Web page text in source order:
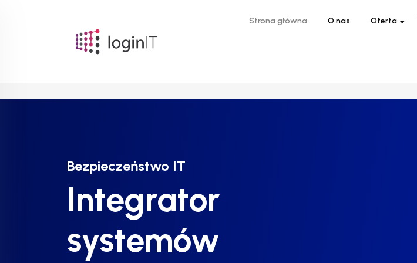
Strona główna O nas Oferta
Bezpieczeństwo IT
Integrator
systemów
Bezpieczeństwo IT
Integrator
systemów
Bezpieczeństwo IT
Integrator
systemów